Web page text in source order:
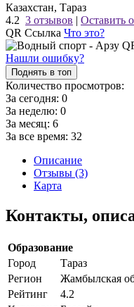
Казахстан, Тараз
4.2 3 отзывов | Оставить
QR Ссылка Что это?
Нашли ошибку?
Поднять в топ
Количество просмотров:
За сегодня: 0
За неделю: 0
За месяц: 6
За все время: 32
Описание
Отзывы (3)
Карта
Контакты,
Образование
Город
Тараз
Регион
Жамбылская
Рейтинг
4.2